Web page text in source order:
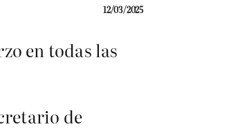
12/03/2025
en todas las
de